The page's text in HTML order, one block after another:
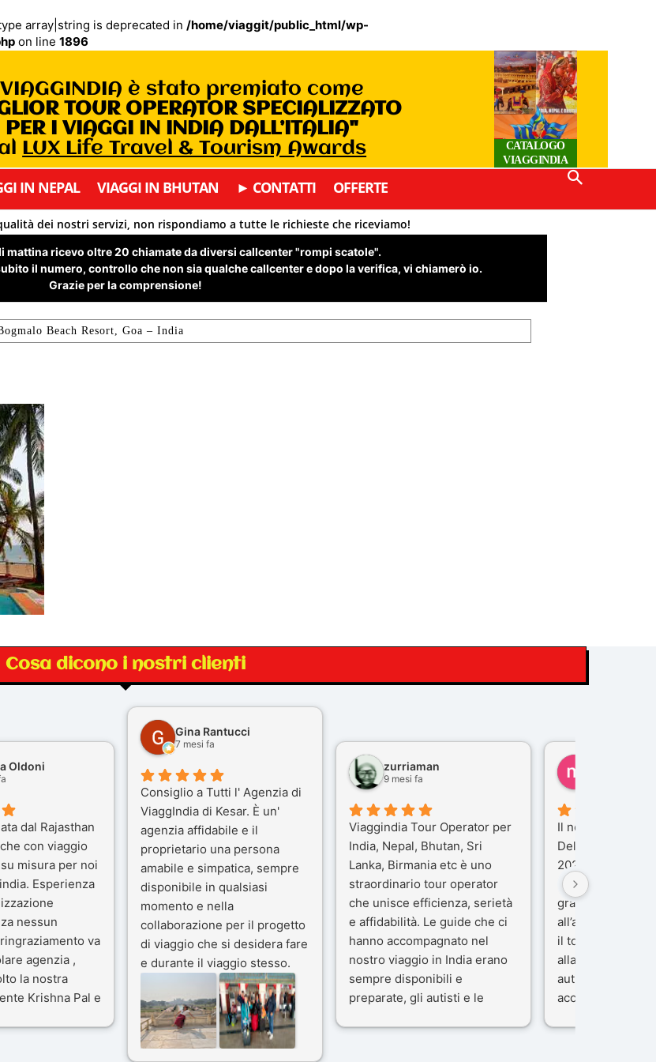
array|string is deprecated in /home/viaggit/public_html/wp-
on line 1896
VIAGGINDIA è stato premiato come
TOUR OPERATOR SPECIALIZZATO
PER I VIAGGI IN INDIA DALL’ITALIA"
LUX Life Travel & Tourism Awards
CATALOGO
VIAGGINDIA
IN NEPAL VIAGGI IN BHUTAN ► CONTATTI OFFERTE
dei nostri servizi, non rispondiamo a tutte le richieste che riceviamo!
mattina ricevo oltre 20 chiamate da diversi callcenter "rompi scatole".
il numero, controllo che non sia qualche callcenter e dopo la verifica, vi chiamerò io.
Grazie per la comprensione!
Beach Resort, Goa – India
Cosa dicono i nostri clienti
Oldoni
dal Rajasthan
con viaggio
misura per noi
Esperienza
nessun
va
agenzia ,
la nostra
Krishna Pal e
Gina Rantucci
7 mesi fa
Consiglio a Tutti l' Agenzia di
ViaggIndia di Kesar. È un'
agenzia affidabile e il
proprietario una persona
amabile e simpatica, sempre
disponibile in qualsiasi
momento e nella
collaborazione per il progetto
di viaggio che si desidera fare
e durante il viaggio stesso.
Siamo stati 3 settimane in
India a novembre 2025, 5
amici e il viaggio alla scoperta
del Rajasthan e Varanasi è
zurriaman
9 mesi fa
Viaggindia Tour Operator per
India, Nepal, Bhutan, Sri
Lanka, Birmania etc è uno
straordinario tour operator
che unisce efficienza, serietà
e affidabilità. Le guide che ci
hanno accompagnato nel
nostro viaggio in India erano
sempre disponibili e
preparate, gli autisti e le
Il nostro viaggio
Delhi e Varanasi
2025), è stata
che porteremo
gran parte del
all’agenzia che
il tour con cura e
alla nostra guida
autista che ci
accompagnati